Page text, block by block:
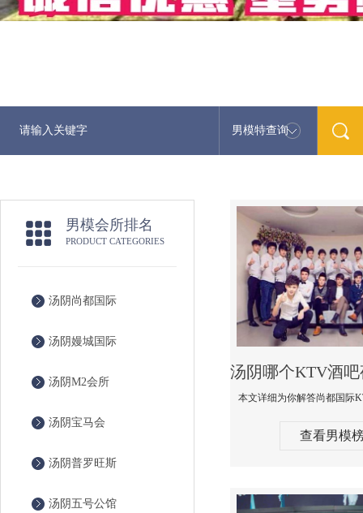
男模特查询
男模会所排名
PRODUCT CATEGORIES
汤阴尚都国际
汤阴嫚城国际
汤阴M2会所
汤阴宝马会
汤阴普罗旺斯
汤阴五号公馆
查看男模